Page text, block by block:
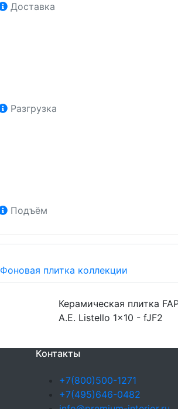
Доставка
Разгрузка
Подъём
Фоновая плитка коллекции
Керамическая плитка
A.E. Listello 1x10 - fJF2
Контакты
+7(800)500-1271
+7(495)646-0482